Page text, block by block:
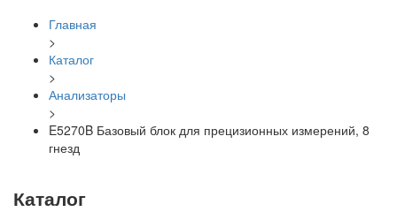
Главная
>
Каталог
>
Анализаторы
>
E5270B Базовый блок для прецизионных измерений, 8
гнезд
Каталог